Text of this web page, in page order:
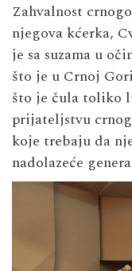
Zahvalnost
njegova kćerka,
je sa suzama u
što je u Crnoj
što je čula toliko
prijateljstvu
koje trebaju da
nadolazeće